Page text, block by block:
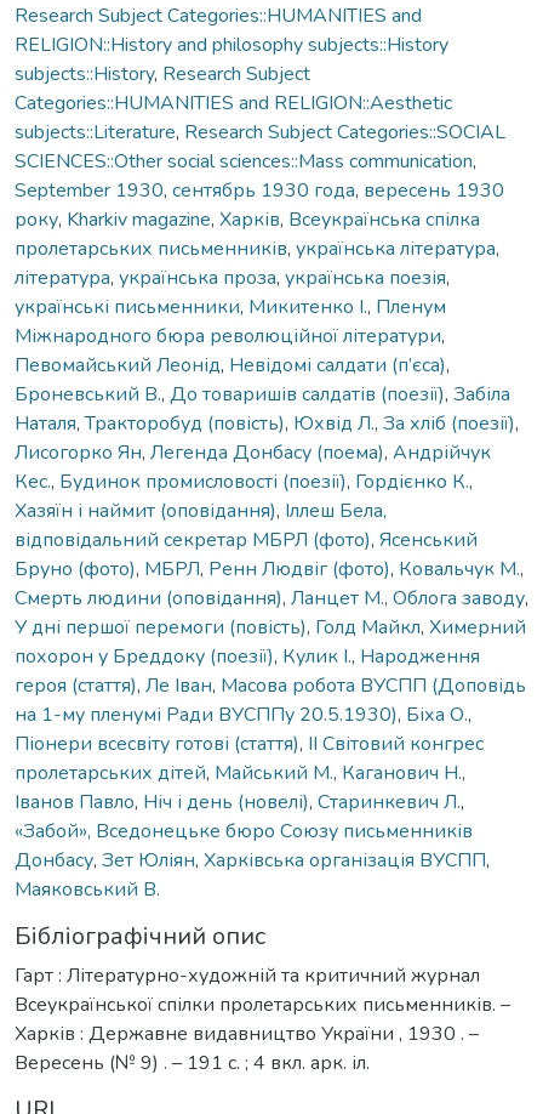
Research Subject Categories::HUMANITIES and
RELIGION::History and philosophy subjects::History
subjects::History, Research Subject
Categories::HUMANITIES and RELIGION::Aesthetic
subjects::Literature, Research Subject Categories::SOCIAL
SCIENCES::Other social sciences::Mass communication,
September 1930, сентябрь 1930 года, вересень 1930
року, Kharkiv magazine, Харків, Всеукраїнська спілка
пролетарських письменників, українська література,
література, українська проза, українська поезія,
українські письменники, Микитенко І., Пленум
Міжнародного бюра революційної літератури,
Певомайський Леонід, Невідомі салдати (п’єса),
Броневський В., До товаришів салдатів (поезії), Забіла
Наталя,Тракторобуд (повість), Юхвід Л., За хліб (поезії),
Лисогорко Ян, Легенда Донбасу (поема), Андрійчук
Кес., Будинок промисловості (поезії), Гордієнко К.,
Хазяїн і наймит (оповідання), Іллеш Бела,
відповідальний секретар МБРЛ (фото), Ясенський
Бруно (фото), МБРЛ, Ренн Людвіг (фото), Ковальчук М.,
Смерть людини (оповідання), Ланцет М., Облога заводу,
У дні першої перемоги (повість), Голд Майкл, Химерний
похорон у Бреддоку (поезії), Кулик І., Народження
героя (стаття), Ле Іван, Масова робота ВУСПП (Доповідь
на 1-му пленумі Ради ВУСППу 20.5.1930), Біха О.,
Піонери всесвіту готові (стаття), ІІ Світовий конгрес
пролетарських дітей, Майський М., Каганович Н.,
Іванов Павло, Ніч і день (новелі), Старинкевич Л.,
«Забой», Вседонецьке бюро Союзу письменників
Донбасу, Зет Юліян, Харківська організація ВУСПП,
Маяковський В.
Бібліографічний опис
Гарт : Літературно-художній та критичний журнал
Всеукраїнської спілки пролетарських письменників. –
Харків : Державне видавництво України , 1930 . –
Вересень (№ 9) . – 191 с. ; 4 вкл. арк. іл.